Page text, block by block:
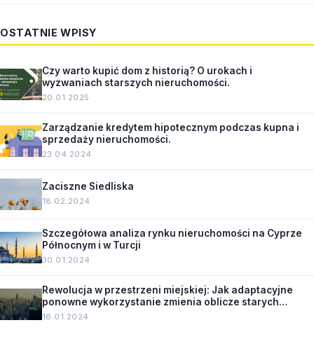
OSTATNIE WPISY
Czy warto kupić dom z historią? O urokach i
wyzwaniach starszych nieruchomości.
20.01.2025
Zarządzanie kredytem hipotecznym podczas kupna i
sprzedaży nieruchomości.
23.04.2024
Zaciszne Siedliska
18.02.2024
Szczegółowa analiza rynku nieruchomości na Cyprze
Północnym i w Turcji
30.01.2024
Rewolucja w przestrzeni miejskiej: Jak adaptacyjne
ponowne wykorzystanie zmienia oblicze starych
budynków.
16.01.2024